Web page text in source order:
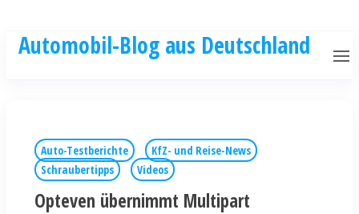
Automobil-Blog aus Deutschland
Auto-Testberichte
KfZ- und Reise-News
Schraubertipps
Videos
Opteven übernimmt Multipart